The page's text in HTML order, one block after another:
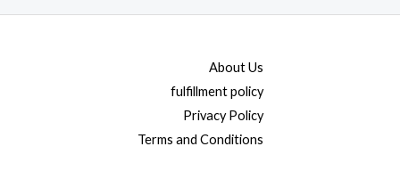
About Us
fulfillment policy
Privacy Policy
Terms and Conditions